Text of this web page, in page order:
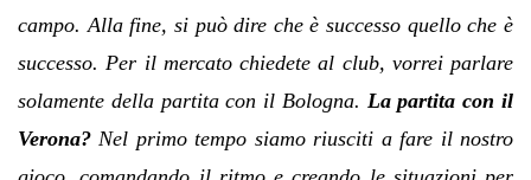
campo. Alla fine, si può dire che è successo quello che è
successo. Per il mercato chiedete al club, vorrei parlare
solamente della partita con il Bologna. La partita con il
Verona? Nel primo tempo siamo riusciti a fare il nostro